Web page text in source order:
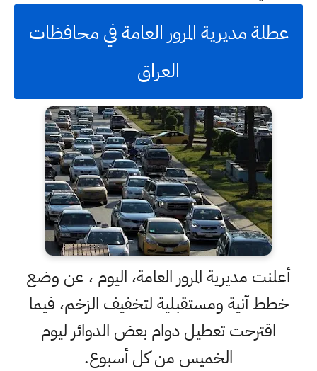
عطلة مديرية المرور العامة في محافظات
العراق
أعلنت مديرية المرور العامة، اليوم ، عن وضع
خطط آنية ومستقبلية لتخفيف الزخم، فيما
اقترحت تعطيل دوام بعض الدوائر ليوم
الخميس من كل أسبوع.